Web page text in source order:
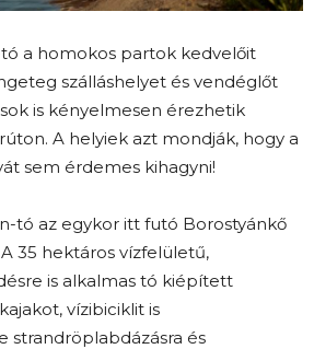
a homokos partok kedvelőit
szálláshelyet és vendéglőt
is kényelmesen érezhetik
A helyiek azt mondják, hogy a
sem érdemes kihagyni!
tó az egykor itt futó Borostyánkő
35 hektáros vízfelületű,
is alkalmas tó kiépített
vízibiciklit is
strandröplabdázásra és